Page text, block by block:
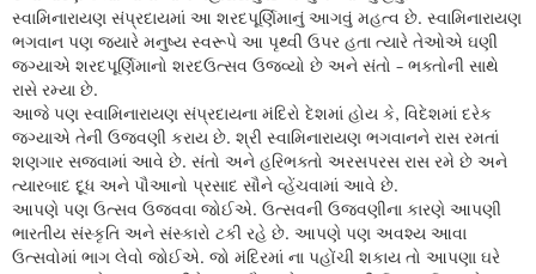
સ્વામિનારાયણ સંપ્રદાયમાં આ શરદપૂર્ણિમાનું આગવું મહત્વ છે. સ્વામિનારાયણ
ભગવાન પણ જ્યારે મનુષ્ય સ્વરૂપે આ પૃથ્વી ઉપર હતા ત્યારે તેઓએ ઘણી
જગ્યાએ શરદપૂર્ણિમાનો શરદઉત્સવ ઉજવ્યો છે અને સંતો - ભક્તોની સાથે
રાસે રમ્યા છે.
આજે પણ સ્વામિનારાયણ સંપ્રદાયના મંદિરો દેશમાં હોય કે, વિદેશમાં દરેક
જગ્યાએ તેની ઉજવણી કરાય છે. શ્રી સ્વામિનારાયણ ભગવાનને રાસ રમતાં
શણગાર સજવામાં આવે છે. સંતો અને હરિભક્તો અરસપરસ રાસ રમે છે અને
ત્યારબાદ દૂધ અને પૌઆનો પ્રસાદ સૌને વ્હેંચવામાં આવે છે.
આપણે પણ ઉત્સવ ઉજવવા જોઈએ. ઉત્સવની ઉજવણીના કારણે આપણી
ભારતીય સંસ્કૃતિ અને સંસ્કારો ટકી રહે છે. આપણે પણ અવશ્ય આવા
ઉત્સવોમાં ભાગ લેવો જોઈએ. જો મંદિરમાં ના પહોંચી શકાય તો આપણા ઘરે